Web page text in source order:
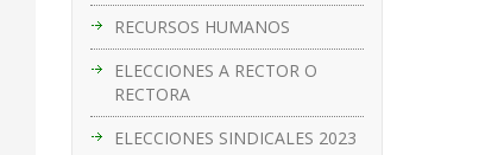
RECURSOS HUMANOS
ELECCIONES A RECTOR O
RECTORA
ELECCIONES SINDICALES 2023